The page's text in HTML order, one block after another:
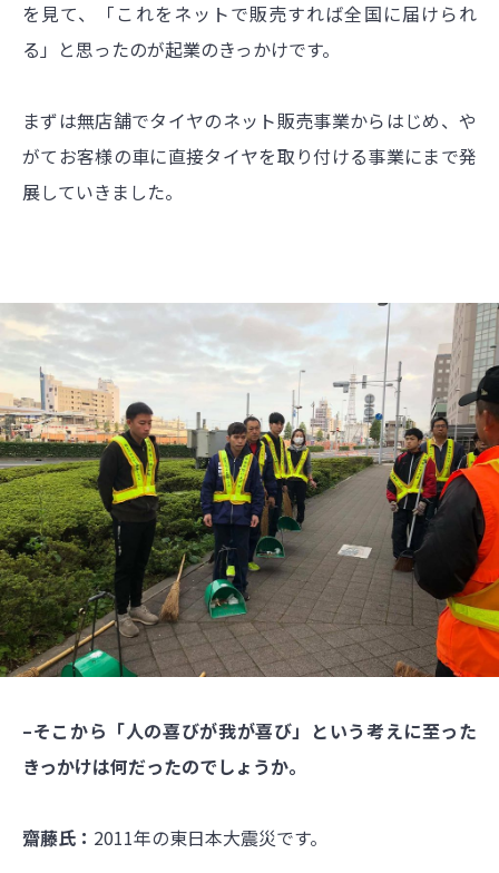
を見て、「これをネットで販売すれば全国に届けられ
る」と思ったのが起業のきっかけです。
まずは無店舗でタイヤのネット販売事業からはじめ、や
がてお客様の車に直接タイヤを取り付ける事業にまで発
展していきました。
–そこから「人の喜びが我が喜び」という考えに至った
きっかけは何だったのでしょうか。
齋藤氏： 2011年の東日本大震災です。